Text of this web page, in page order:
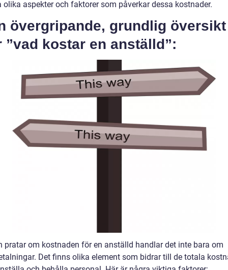
olika aspekter och faktorer som påverkar dessa kostnader.
övergripande, grundlig översikt
”vad kostar en anställd”:
pratar om kostnaden för en anställd handlar det inte bara om
Det finns olika element som bidrar till de totala